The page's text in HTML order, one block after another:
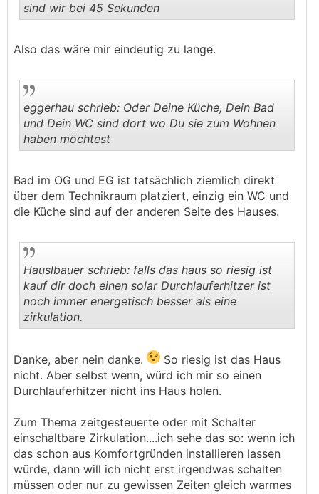
..
sind wir bei 45 Sekunden
Also das wäre mir eindeutig zu lange.
eggerhau schrieb: Oder Deine Küche, Dein Bad
und Dein WC sind dort wo Du sie zum Wohnen
haben möchtest
Bad im OG und EG ist tatsächlich ziemlich direkt
über dem Technikraum platziert, einzig ein WC und
die Küche sind auf der anderen Seite des Hauses.
..
Hauslbauer schrieb: falls das haus so riesig ist
kauf dir doch einen solar Durchlauferhitzer ist
noch immer energetisch besser als eine
zirkulation.
Danke, aber nein danke.
So riesig ist das Haus
nicht. Aber selbst wenn, würd ich mir so einen
Durchlauferhitzer nicht ins Haus holen.
Zum Thema zeitgesteuerte oder mit Schalter
einschaltbare Zirkulation....ich sehe das so: wenn ich
das schon aus Komfortgründen installieren lassen
würde, dann will ich nicht erst irgendwas schalten
müssen oder nur zu gewissen Zeiten gleich warmes